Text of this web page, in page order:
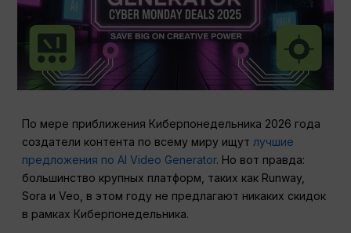
По мере приближения Киберпонедельника 2026 года
создатели контента по всему миру ищут лучшие
предложения по AI Video Generator. Но вот правда:
большинство крупных платформ, таких как Runway,
Sora и Veo, в этом году не предлагают никаких скидок
в рамках Киберпонедельника.